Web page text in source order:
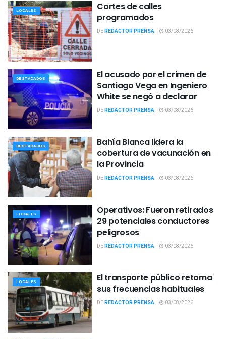
LOCALES
Cortes de calles
programados
DEREDACTOR PRENSA 03/08/2026
DESTACADOS
El acusado por el crimen de
Santiago Vega en Ingeniero
White se negó a declarar
DEREDACTOR PRENSA 03/08/2026
DESTACADOS
Bahía Blanca lidera la
cobertura de vacunación en
la Provincia
DEREDACTOR PRENSA 03/08/2026
LOCALES
Operativos: Fueron retirados
29 potenciales conductores
peligrosos
DEREDACTOR PRENSA 03/08/2026
LOCALES
El transporte público retoma
sus frecuencias habituales
DEREDACTOR PRENSA 03/08/2026